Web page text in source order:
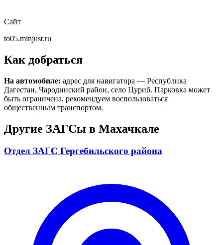
Сайт
to05.minjust.ru
Как добраться
На автомобиле: адрес для навигатора — Республика
Дагестан, Чародинский район, село Цуриб. Парковка может
быть ограничена, рекомендуем воспользоваться
общественным транспортом.
Другие ЗАГСы в Махачкале
Отдел ЗАГС Гергебильского района